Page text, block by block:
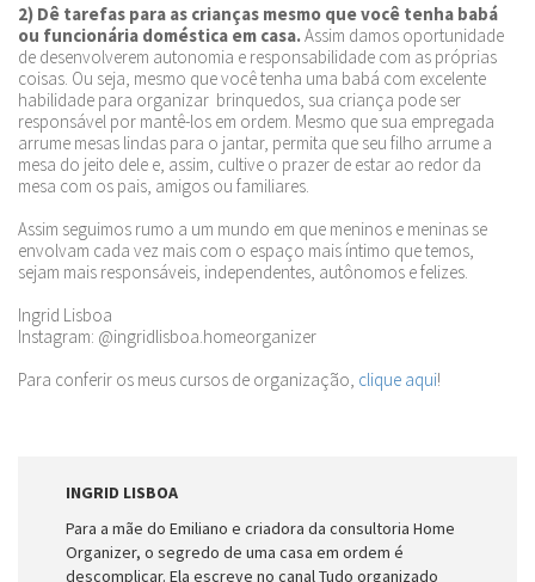
2) Dê tarefas para as crianças mesmo que você tenha babá
ou funcionária doméstica em casa.Assim damos oportunidade
de desenvolverem autonomia e responsabilidade com as próprias
coisas. Ou seja, mesmo que você tenha uma babá com excelente
habilidade para organizar brinquedos, sua criança pode ser
responsável por mantê-los em ordem. Mesmo que sua empregada
arrume mesas lindas para o jantar, permita que seu filho arrume a
mesa do jeito dele e, assim, cultive o prazer de estar ao redor da
mesa com os pais, amigos ou familiares.
Assim seguimos rumo a um mundo em que meninos e meninas se
envolvam cada vez mais com o espaço mais íntimo que temos,
sejam mais responsáveis, independentes, autônomos e felizes.
Ingrid Lisboa
Instagram: @ingridlisboa.homeorganizer
Para conferir os meus cursos de organização, clique aqui!
INGRID LISBOA
Para a mãe do Emiliano e criadora da consultoria Home
Organizer, o segredo de uma casa em ordem é
descomplicar. Ela escreve no canal Tudo organizado